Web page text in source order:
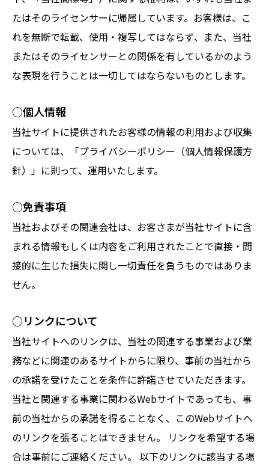
たはそのライセンサーに帰属しています。お客様は、こ
れを無断で転載、使用・複写してはならず、また、当社
またはそのライセンサーとの関係を有しているかのよう
な表現を行うことは一切してはならないものとします。
○個人情報
当社サイトに提供されたお客様の情報の利用および収集
については、「プライバシーポリシー（個人情報保護方
針）」に則って、運用いたします。
○免責事項
当社およびその関連会社は、お客さまが当社サイトに含
まれる情報もしくは内容をご利用されたことで直接・間
接的に生じた損失に関し一切責任を負うものではありま
せん。
○リンクについて
当社サイトへのリンクは、当社の関連する事業および業
務などに関連のあるサイトからに限り、事前の当社から
の承諾を受けたことを条件に許諾させていただきます。
当社と関連する事業に関わるWebサイトであっても、事
前の当社からの承諾を得ることなく、このWebサイトへ
のリンクを張ることはできません。 リンクを希望する場
合は事前にご連絡ください。 以下のリンクに該当する場